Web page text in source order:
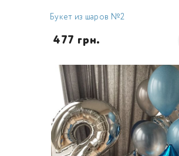
Букет из шаров №2
477 грн.